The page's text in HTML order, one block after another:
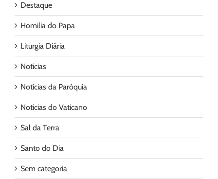
Destaque
Homilia do Papa
Liturgia Diária
Notícias
Notícias da Paróquia
Notícias do Vaticano
Sal da Terra
Santo do Dia
Sem categoria